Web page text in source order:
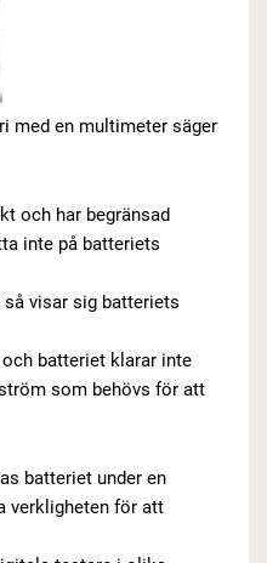
med en multimeter säger
och har begränsad
inte på batteriets
visar sig batteriets
batteriet klarar inte
som behövs för att
batteriet under en
verkligheten för att